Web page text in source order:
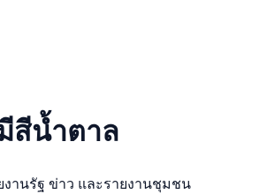
สีน้ำตาล
านรัฐ ข่าว และรายงานชุมชน